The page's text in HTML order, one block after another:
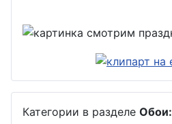
Категории в разделе Обои: